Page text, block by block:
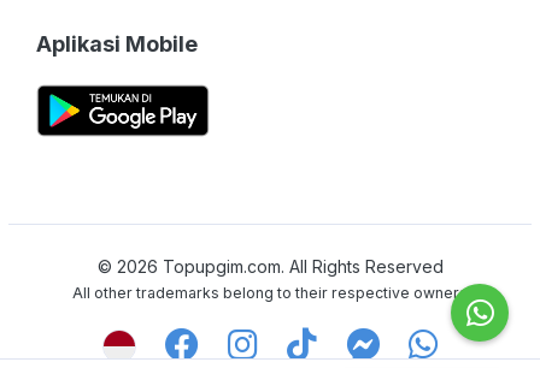
Aplikasi Mobile
© 2026 Topupgim.com. All Rights Reserved
All other trademarks belong to their respective owners